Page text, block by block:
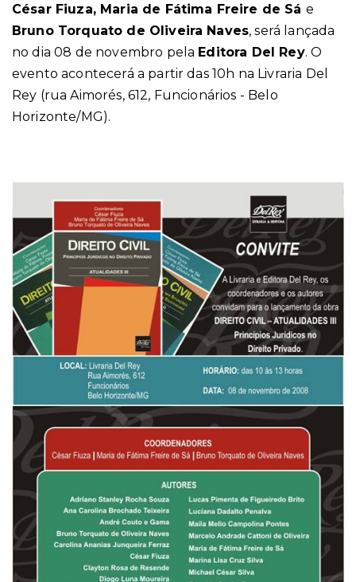
César Fiuza, Maria de Fátima Freire de Sá e
Bruno Torquato de Oliveira Naves, será lançada
no dia 08 de novembro pela Editora Del Rey. O
evento acontecerá a partir das 10h na Livraria Del
Rey (rua Aimorés, 612, Funcionários - Belo
Horizonte/MG).